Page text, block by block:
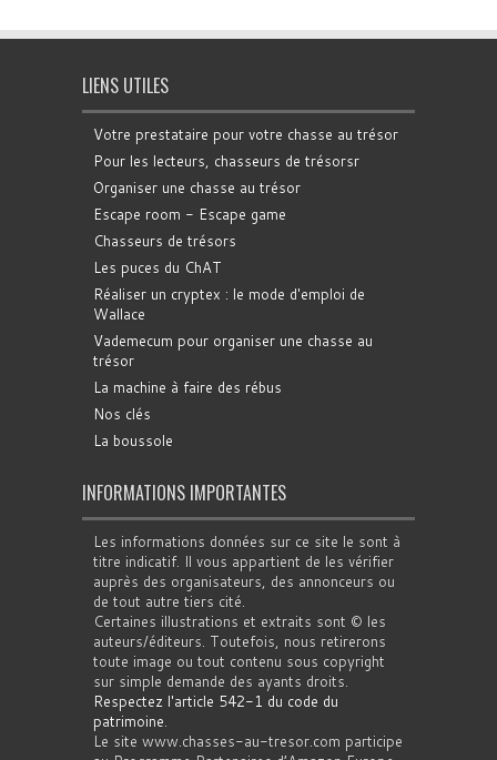
LIENS UTILES
Votre prestataire pour votre chasse au trésor
Pour les lecteurs, chasseurs de trésorsr
Organiser une chasse au trésor
Escape room - Escape game
Chasseurs de trésors
Les puces du ChAT
Réaliser un cryptex : le mode d'emploi de
Wallace
Vademecum pour organiser une chasse au
trésor
La machine à faire des rébus
Nos clés
La boussole
INFORMATIONS IMPORTANTES
Les informations données sur ce site le sont à
titre indicatif. Il vous appartient de les vérifier
auprès des organisateurs, des annonceurs ou
de tout autre tiers cité.
Certaines illustrations et extraits sont © les
auteurs/éditeurs. Toutefois, nous retirerons
toute image ou tout contenu sous copyright
sur simple demande des ayants droits.
Respectez l'article 542-1 du code du
patrimoine
Le site www.chasses-au-tresor.com participe